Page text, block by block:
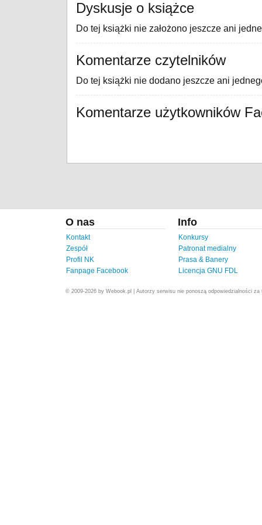
Dyskusje o książce
Do tej książki nie założono jeszcze ani
Komentarze czytelników
Do tej książki nie dodano jeszcze ani
Komentarze użytkowników
O nas
Kontakt
Zespół
Profil NK
Fanpage Facebook
Info
Konkursy
Patronat medialny
Prasa & Banery
Licencja GNU FDL
© 2009-2026 by Webook.pl | Autorzy serwisu nie ponoszą odpowiedzialności